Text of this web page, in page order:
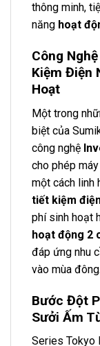
thông minh,
năng hoạt
Công
Kiệm Điện
Hoạt
Một trong
biệt của
công nghệ
cho phép
một cách linh
tiết kiệm
phí sinh hoạt
hoạt động 2
đáp ứng nhu
vào mùa đông.
Bước Đột
Sưởi Ấm
Series Tokyo